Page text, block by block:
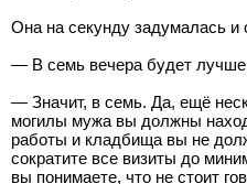
Она на секунду задумалась и
— В семь вечера будет лучше
— Значит, в семь. Да, ещё
могилы мужа вы должны
работы и кладбища вы не
сократите все визиты до
вы понимаете, что не стоит